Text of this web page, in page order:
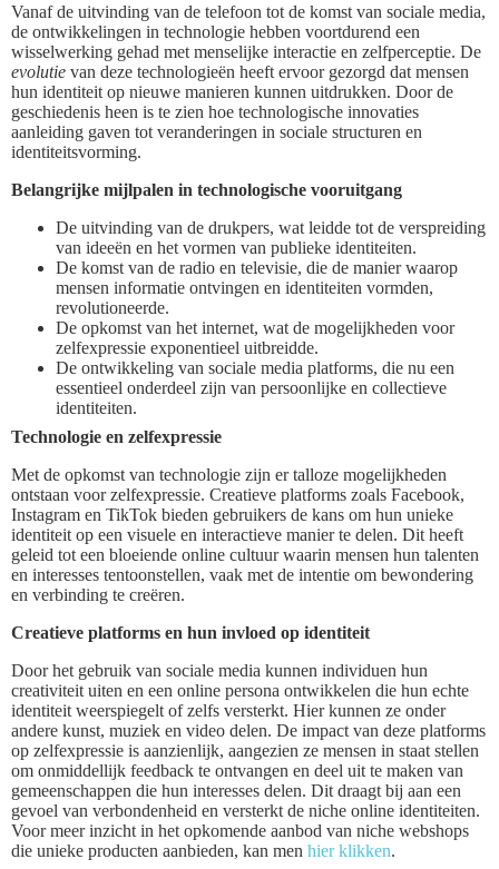
Vanaf de uitvinding van de telefoon tot de komst van sociale media,
de ontwikkelingen in technologie hebben voortdurend een
wisselwerking gehad met menselijke interactie en zelfperceptie. De
evolutie van deze technologieën heeft ervoor gezorgd dat mensen
hun identiteit op nieuwe manieren kunnen uitdrukken. Door de
geschiedenis heen is te zien hoe technologische innovaties
aanleiding gaven tot veranderingen in sociale structuren en
identiteitsvorming.
Belangrijke mijlpalen in technologische vooruitgang
De uitvinding van de drukpers, wat leidde tot de verspreiding
van ideeën en het vormen van publieke identiteiten.
De komst van de radio en televisie, die de manier waarop
mensen informatie ontvingen en identiteiten vormden,
revolutioneerde.
De opkomst van het internet, wat de mogelijkheden voor
zelfexpressie exponentieel uitbreidde.
De ontwikkeling van sociale media platforms, die nu een
essentieel onderdeel zijn van persoonlijke en collectieve
identiteiten.
Technologie en zelfexpressie
Met de opkomst van technologie zijn er talloze mogelijkheden
ontstaan voor zelfexpressie. Creatieve platforms zoals Facebook,
Instagram en TikTok bieden gebruikers de kans om hun unieke
identiteit op een visuele en interactieve manier te delen. Dit heeft
geleid tot een bloeiende online cultuur waarin mensen hun talenten
en interesses tentoonstellen, vaak met de intentie om bewondering
en verbinding te creëren.
Creatieve platforms en hun invloed op identiteit
Door het gebruik van sociale media kunnen individuen hun
creativiteit uiten en een online persona ontwikkelen die hun echte
identiteit weerspiegelt of zelfs versterkt. Hier kunnen ze onder
andere kunst, muziek en video delen. De impact van deze platforms
op zelfexpressie is aanzienlijk, aangezien ze mensen in staat stellen
om onmiddellijk feedback te ontvangen en deel uit te maken van
gemeenschappen die hun interesses delen. Dit draagt bij aan een
gevoel van verbondenheid en versterkt de niche online identiteiten.
Voor meer inzicht in het opkomende aanbod van niche webshops
die unieke producten aanbieden, kan men hier klikken.